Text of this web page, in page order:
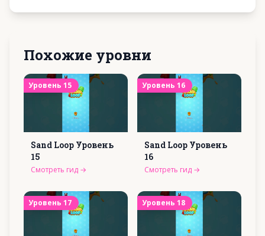
Похожие уровни
Уровень 15
Sand Loop Уровень
15
Смотреть гид →
Уровень 16
Sand Loop Уровень
16
Смотреть гид →
Уровень 17 Уровень 18